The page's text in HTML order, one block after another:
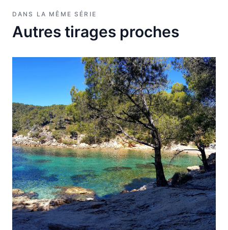
DANS LA MÊME SÉRIE
Autres tirages proches